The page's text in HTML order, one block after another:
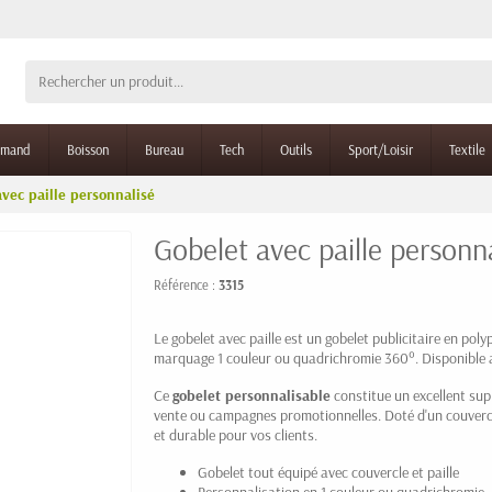
Boisson Bureau Tech Outils Sport/Loisir Textile
paille personnalisé
Gobelet avec paille
Référence : 3315
Le gobelet avec paille est un gobelet publicitaire en
marquage 1 couleur ou quadrichromie 360°.
Cegobelet personnalisableconstitue un excellent
vente ou campagnes promotionnelles. Doté d'un
et durable pour vos clients.
Gobelet tout équipé avec couvercle et paille